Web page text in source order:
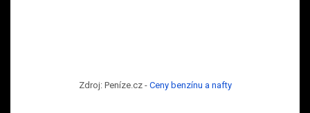
Zdroj: Peníze.cz - Ceny benzínu a nafty